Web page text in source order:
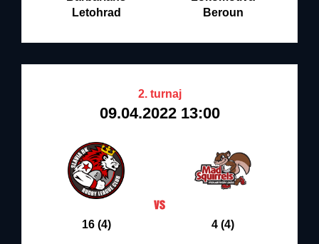
Letohrad
Beroun
2. turnaj
09.04.2022 13:00
16 (4) 4 (4)